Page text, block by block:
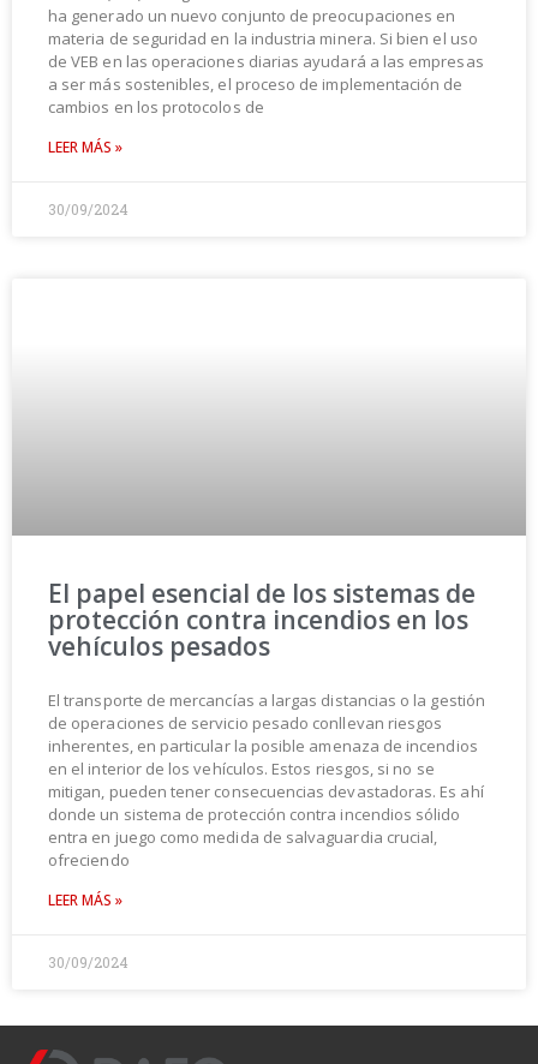
ha generado un nuevo conjunto de preocupaciones en
materia de seguridad en la industria minera. Si bien el uso
de VEB en las operaciones diarias ayudará a las empresas
a ser más sostenibles, el proceso de implementación de
cambios en los protocolos de
LEER MÁS »
30/09/2024
El papel esencial de los sistemas de
protección contra incendios en los
vehículos pesados
El transporte de mercancías a largas distancias o la gestión
de operaciones de servicio pesado conllevan riesgos
inherentes, en particular la posible amenaza de incendios
en el interior de los vehículos. Estos riesgos, si no se
mitigan, pueden tener consecuencias devastadoras. Es ahí
donde un sistema de protección contra incendios sólido
entra en juego como medida de salvaguardia crucial,
ofreciendo
LEER MÁS »
30/09/2024